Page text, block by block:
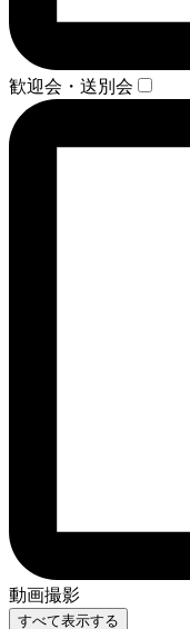
歓迎会・送別会
動画撮影
すべて表示する